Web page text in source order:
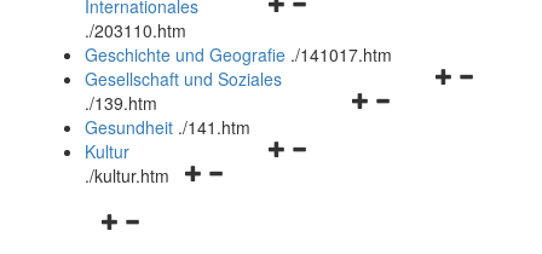
und
schließen
Internationales
./203110.htm
Geschichte und Geografie ./141017.htm
Navigationsmenü
Gesellschaft und Soziales
./139.htm
Navigationsmenü
Gesundheit ./141.htm
Navigationsmenü
Kultur
./kultur.htm
Navigationsmenü